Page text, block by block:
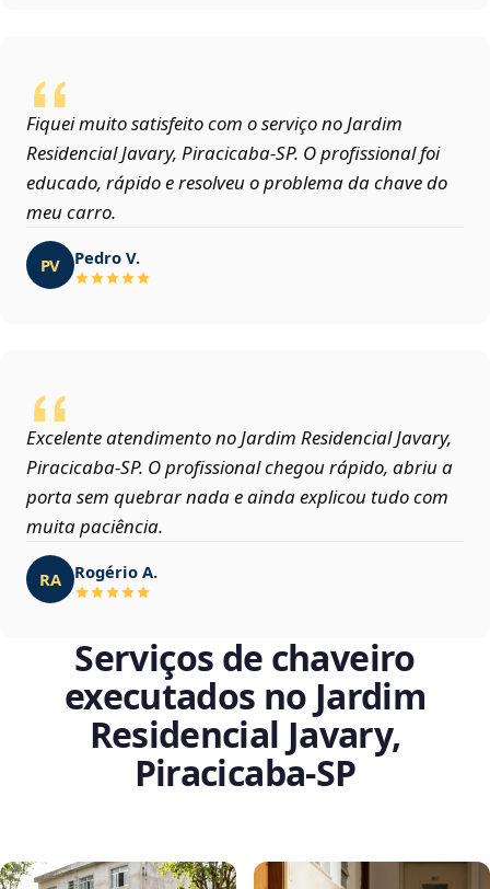
Fiquei muito satisfeito com o serviço no Jardim
Residencial Javary, Piracicaba‑SP. O profissional foi
educado, rápido e resolveu o problema da chave do
meu carro.
PV Pedro V.
Excelente atendimento no Jardim Residencial Javary,
Piracicaba‑SP. O profissional chegou rápido, abriu a
porta sem quebrar nada e ainda explicou tudo com
muita paciência.
RA Rogério A.
Serviços de chaveiro
executados no Jardim
Residencial Javary,
Piracicaba‑SP